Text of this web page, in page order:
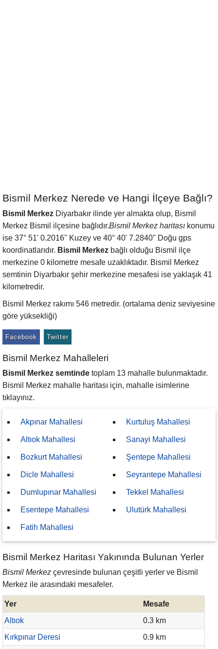
Bismil Merkez Nerede ve Hangi İlçeye Bağlı?
Bismil Merkez Diyarbakır ilinde yer almakta olup, Bismil
Merkez Bismil ilçesine bağlıdır.Bismil Merkez haritası konumu
ise 37° 51' 0.2016'' Kuzey ve 40° 40' 7.2840'' Doğu gps
koordinatlarıdır. Bismil Merkez bağlı olduğu Bismil ilçe
merkezine 0 kilometre mesafe uzaklıktadır. Bismil Merkez
semtinin Diyarbakır şehir merkezine mesafesi ise yaklaşık 41
kilometredir.
Bismil Merkez rakımı 546 metredir. (ortalama deniz seviyesine
göre yüksekliği)
Facebook Twitter
Bismil Merkez Mahalleleri
Bismil Merkez semtinde toplam 13 mahalle bulunmaktadır.
Bismil Merkez mahalle haritası için, mahalle isimlerine
tıklayınız.
Akpınar Mahallesi
Altıok Mahallesi
Bozkurt Mahallesi
Dicle Mahallesi
Dumlupınar Mahallesi
Esentepe Mahallesi
Fatih Mahallesi
Kurtuluş Mahallesi
Sanayi Mahallesi
Şentepe Mahallesi
Seyrantepe Mahallesi
Tekkel Mahallesi
Ulutürk Mahallesi
Bismil Merkez Haritası Yakınında Bulunan Yerler
Bismil Merkez çevresinde bulunan çeşitli yerler ve Bismil
Merkez ile arasındaki mesafeler.
Yer
Mesafe
Altıok
0.3 km
Kırkpınar Deresi
0.9 km